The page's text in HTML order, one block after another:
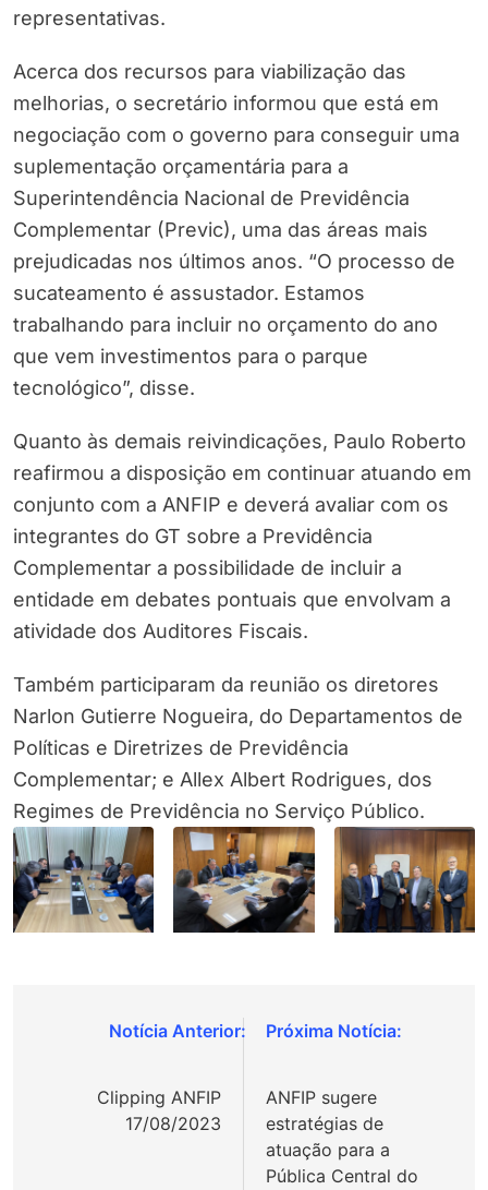
representativas.
Acerca dos recursos para viabilização das
melhorias, o secretário informou que está em
negociação com o governo para conseguir uma
suplementação orçamentária para a
Superintendência Nacional de Previdência
Complementar (Previc), uma das áreas mais
prejudicadas nos últimos anos. “O processo de
sucateamento é assustador. Estamos
trabalhando para incluir no orçamento do ano
que vem investimentos para o parque
tecnológico”, disse.
Quanto às demais reivindicações, Paulo Roberto
reafirmou a disposição em continuar atuando em
conjunto com a ANFIP e deverá avaliar com os
integrantes do GT sobre a Previdência
Complementar a possibilidade de incluir a
entidade em debates pontuais que envolvam a
atividade dos Auditores Fiscais.
Também participaram da reunião os diretores
Narlon Gutierre Nogueira, do Departamentos de
Políticas e Diretrizes de Previdência
Complementar; e Allex Albert Rodrigues, dos
Regimes de Previdência no Serviço Público.
Navegação
Clipping ANFIP
17/08/2023
ANFIP sugere
estratégias de
atuação para a
Pública Central do